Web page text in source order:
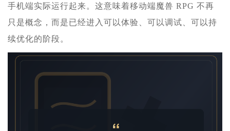
手机端实际运行起来。这意味着移动端魔兽 RPG 不再
只是概念，而是已经进入可以体验、可以调试、可以持
续优化的阶段。